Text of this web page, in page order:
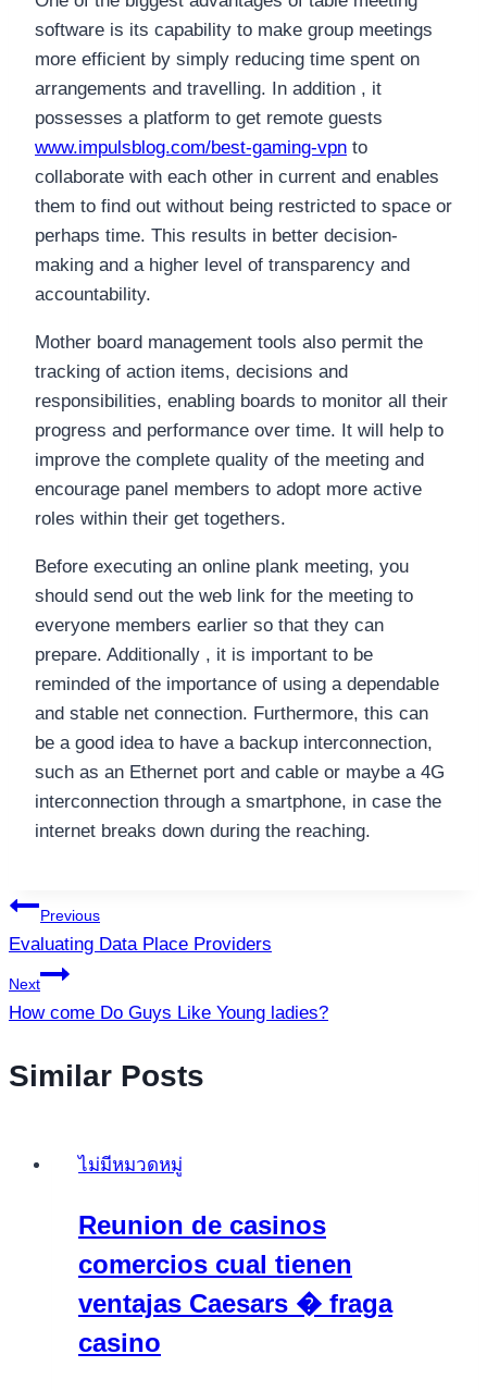
software is its capability to make group meetings
more efficient by simply reducing time spent on
arrangements and travelling. In addition , it
possesses a platform to get remote guests
www.impulsblog.com/best-gaming-vpn to
collaborate with each other in current and enables
them to find out without being restricted to space or
perhaps time. This results in better decision-
making and a higher level of transparency and
accountability.
Mother board management tools also permit the
tracking of action items, decisions and
responsibilities, enabling boards to monitor all their
progress and performance over time. It will help to
improve the complete quality of the meeting and
encourage panel members to adopt more active
roles within their get togethers.
Before executing an online plank meeting, you
should send out the web link for the meeting to
everyone members earlier so that they can
prepare. Additionally , it is important to be
reminded of the importance of using a dependable
and stable net connection. Furthermore, this can
be a good idea to have a backup interconnection,
such as an Ethernet port and cable or maybe a 4G
interconnection through a smartphone, in case the
internet breaks down during the reaching.
แนะแนว
เรื่อง
Previous
Evaluating Data Place Providers
Next
How come Do Guys Like Young ladies?
Similar Posts
ไม่มีหมวดหมู่
Reunion de casinos
comercios cual tienen
ventajas Caesars � fraga
casino